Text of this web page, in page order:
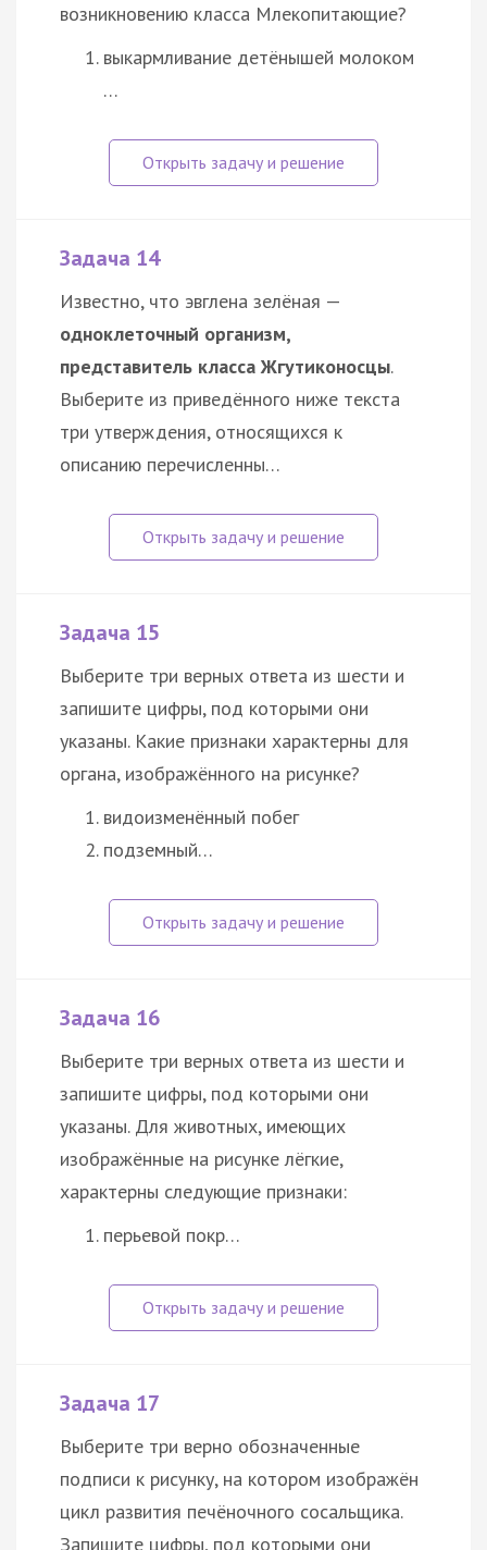
возникновению класса Млекопитающие?
выкармливание детёнышей молоком
…
Задача 14
Известно, что эвглена зелёная —
одноклеточный организм,
представитель класса Жгутиконосцы.
Выберите из приведённого ниже текста
три утверждения, относящихся к
описанию перечисленны…
Задача 15
Выберите три верных ответа из шести и
запишите цифры, под которыми они
указаны. Какие признаки характерны для
органа, изображённого на рисунке?
видоизменённый побег
подземный…
Задача 16
Выберите три верных ответа из шести и
запишите цифры, под которыми они
указаны. Для животных, имеющих
изображённые на рисунке лёгкие,
характерны следующие признаки:
перьевой покр…
Задача 17
Выберите три верно обозначенные
подписи к рисунку, на котором изображён
цикл развития печёночного сосальщика.
Запишите цифры, под которыми они